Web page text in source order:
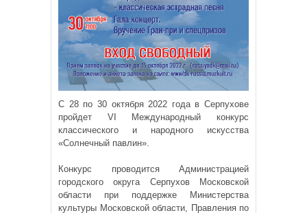
С 28 по 30 октября 2022 года в Серпухове
пройдет VI Международный конкурс
классического и народного искусства
«Солнечный павлин».
Конкурс проводится Администрацией
городского округа Серпухов Московской
области при поддержке Министерства
культуры Московской области, Правления по